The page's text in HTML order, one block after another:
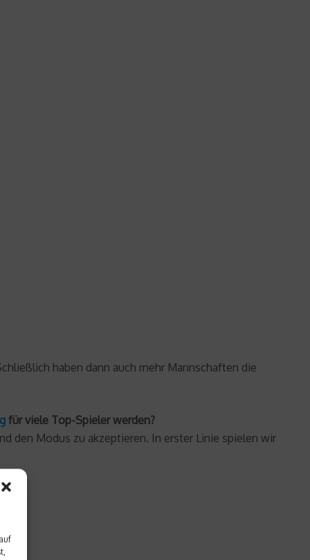
haben dann auch mehr Mannschaften die
für viele Top-Spieler werden?
den Modus zu akzeptieren. In erster Linie spielen wir